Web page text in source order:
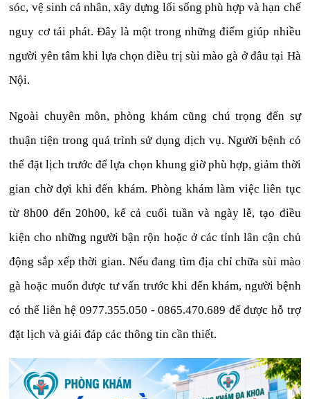
sóc, vệ sinh cá nhân, xây dựng lối sống phù hợp và hạn chế
nguy cơ tái phát. Đây là một trong những điểm giúp nhiều
người yên tâm khi lựa chọn điều trị sùi mào gà ở đâu tại Hà
Nội.
Ngoài chuyên môn, phòng khám cũng chú trọng đến sự
thuận tiện trong quá trình sử dụng dịch vụ. Người bệnh có
thể đặt lịch trước để lựa chọn khung giờ phù hợp, giảm thời
gian chờ đợi khi đến khám. Phòng khám làm việc liên tục
từ 8h00 đến 20h00, kể cả cuối tuần và ngày lễ, tạo điều
kiện cho những người bận rộn hoặc ở các tỉnh lân cận chủ
động sắp xếp thời gian. Nếu đang tìm địa chỉ chữa sùi mào
gà hoặc muốn được tư vấn trước khi đến khám, người bệnh
có thể liên hệ 0977.355.050 - 0865.470.689 để được hỗ trợ
đặt lịch và giải đáp các thông tin cần thiết.